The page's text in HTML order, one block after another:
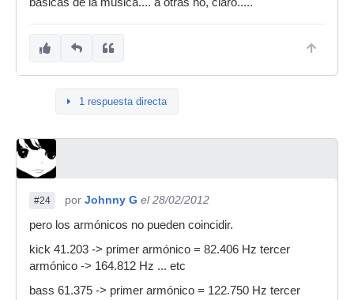
1 respuesta directa
#24 por Johnny G el 28/02/2012
pero los armónicos no pueden coincidir.
kick 41.203 -> primer armónico = 82.406 Hz tercer
armónico -> 164.812 Hz ... etc
bass 61.375 -> primer armónico = 122.750 Hz tercer